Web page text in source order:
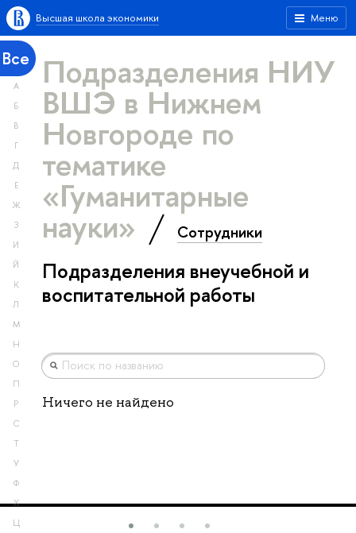
Меню
Высшая школа экономики
Все
А
Б
В
Г
Д
Е
Ж
З
И
Й
К
Л
М
Н
О
П
Р
С
Т
У
Ф
Х
Ц
Подразделения НИУ
ВШЭ в Нижнем
Новгороде по
тематике
«Гуманитарные
науки» Сотрудники
Подразделения внеучебной и
воспитательной работы
Ничего не найдено